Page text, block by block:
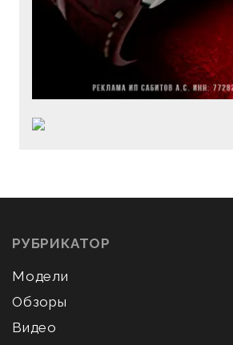
РУБРИКАТОР
Модели
Обзоры
Видео